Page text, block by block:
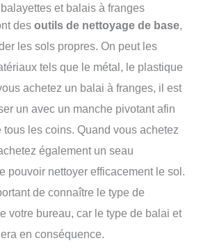
et balais à franges
des outils de nettoyage de base,
les sols propres. On peut les
tels que le métal, le plastique
achetez un balai à franges, il est
un avec un manche pivotant afin
les coins. Quand vous achetez
également un seau
pouvoir nettoyer efficacement le sol.
de connaître le type de
votre bureau, car le type de balai et
en conséquence.